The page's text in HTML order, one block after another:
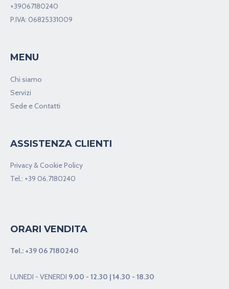
+39067180240
P.IVA: 06825331009
MENU
Chi siamo
Servizi
Sede e Contatti
ASSISTENZA CLIENTI
Privacy & Cookie Policy
Tel.: +39 06.7180240
ORARI VENDITA
Tel.: +39 06 7180240
LUNEDI - VENERDI 9.00 - 12.30 | 14.30 - 18.30